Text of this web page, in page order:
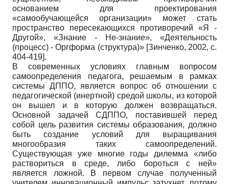
основанием для проектирования
«самообучающейся организации» может стать
пространство пересекающихся противоречий «Я -
Другой», «Знание - Не-знание», «Деятельность
(процесс) - Оргформа (структура)» [Зинченко, 2002, с.
404-419].
В современных условиях главным вопросом
самоопределения педагога, решаемым в рамках
системы ДППО, является вопрос об отношении с
педагогической (инертной) средой школы, из которой
он вышел и в которую должен возвращаться.
Основной задачей СДППО, поставившей перед
собой цель развития системы образования, должно
быть создание условий для выращивания
многообразия таких самоопределений.
Существующая уже многие годы дилемма «либо
раствориться в среде, либо бороться с ней»
является ложной. В первом случае полученный